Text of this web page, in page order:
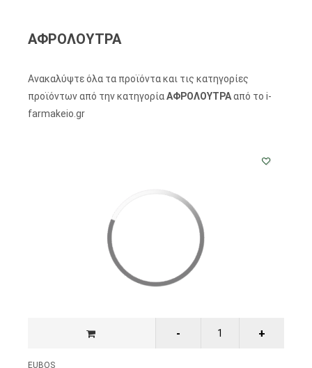
ΑΦΡΟΛΟΥΤΡΑ
Ανακαλύψτε όλα τα προϊόντα και τις κατηγορίες
προϊόντων από την κατηγορίαΑΦΡΟΛΟΥΤΡΑαπό το i-
farmakeio.gr
EUBOS